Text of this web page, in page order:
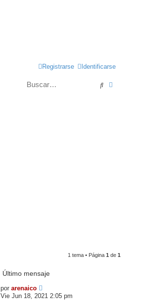
Identificarse
Registrarse
Buscar
1 tema • Página 1 de 1
Último mensaje
por arenaico
Vie Jun 18, 2021 2:05 pm